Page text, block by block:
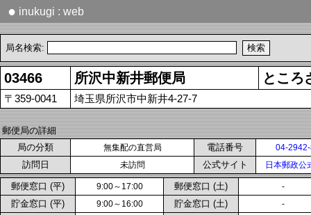
● inukugi : web
局名検索:
03466 所沢中新井郵便局 ところ
〒359-0041 埼玉県所沢市中新井4-27-7
郵便局の詳細
局の分類
無集配の直営局 電話番号 04-
訪問日 未訪問 公式サイト 日本郵政公
郵便窓口 (平) 9:00～17:00 郵便窓口 (土) -
貯金窓口 (平) 9:00～16:00 貯金窓口 (土) -